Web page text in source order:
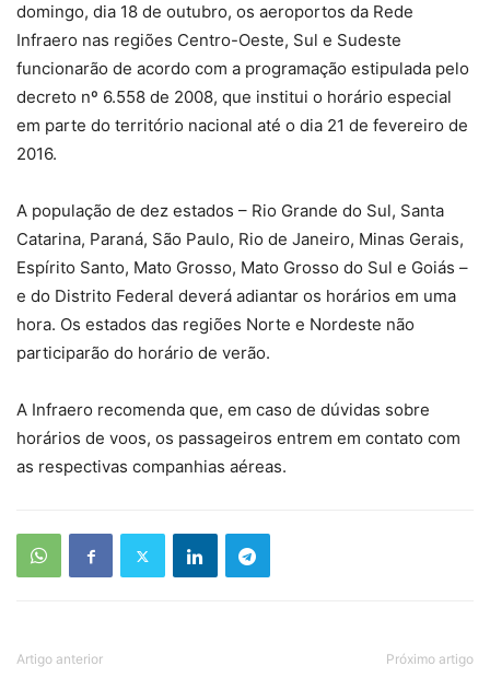
domingo, dia 18 de outubro, os aeroportos da Rede
Infraero nas regiões Centro-Oeste, Sul e Sudeste
funcionarão de acordo com a programação estipulada pelo
decreto nº 6.558 de 2008, que institui o horário especial
em parte do território nacional até o dia 21 de fevereiro de
2016.
A população de dez estados – Rio Grande do Sul, Santa
Catarina, Paraná, São Paulo, Rio de Janeiro, Minas Gerais,
Espírito Santo, Mato Grosso, Mato Grosso do Sul e Goiás –
e do Distrito Federal deverá adiantar os horários em uma
hora. Os estados das regiões Norte e Nordeste não
participarão do horário de verão.
A Infraero recomenda que, em caso de dúvidas sobre
horários de voos, os passageiros entrem em contato com
as respectivas companhias aéreas.
Artigo anterior Próximo artigo